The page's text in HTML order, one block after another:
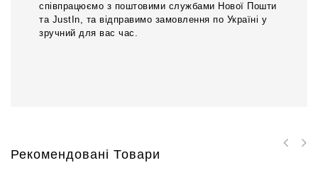
співпрацюємо з поштовими службами Нової Пошти
та JustIn, та відправимо замовлення по Україні у
зручний для вас час.
Рекомендовані Товари